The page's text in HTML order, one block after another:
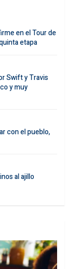
en el Tour de
etapa
Swift y Travis
y muy
con el pueblo,
al ajillo